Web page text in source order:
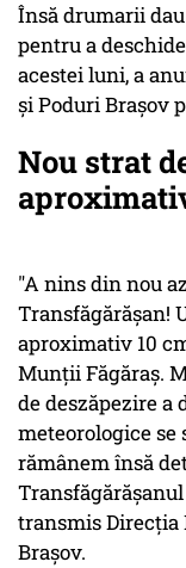
Însă drumarii
pentru a
acestei luni, a
şi Poduri Braşov
Nou strat
"A nins din nou
Transfăgărăşan!
aproximativ 10
Munţii Făgăraş.
de deszăpezire
meteorologice se
rămânem însă
transmis Direcţia
Braşov.